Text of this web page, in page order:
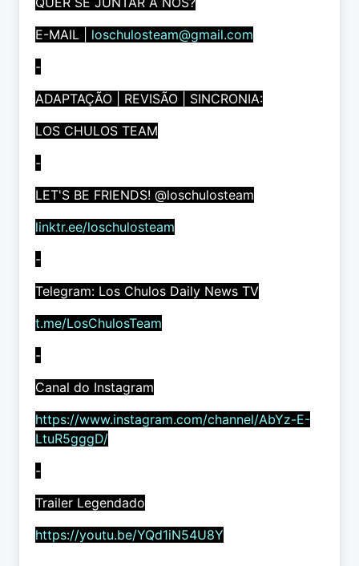
E-MAIL | loschulosteam@gmail.com
-
ADAPTAÇÃO | REVISÃO | SINCRONIA:
LOS CHULOS TEAM
-
LET'S BE FRIENDS! @loschulosteam
linktr.ee/loschulosteam
-
Telegram: Los Chulos Daily News TV
t.me/LosChulosTeam
-
Canal do Instagram
https://www.instagram.com/channel/AbYz-E-
LtuR5gggD/
-
Trailer Legendado
https://youtu.be/YQd1iN54U8Y